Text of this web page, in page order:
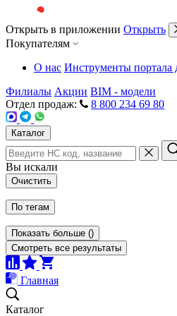
Открыть в приложении Открыть
Покупателям
О нас Инструменты портала
Филиалы Акции BIM - модели
Отдел продаж:
8 800 234 69 80
Каталог
Вы искали
Очистить
По тегам
Показать больше ()
Смотреть все результаты
Главная
Каталог